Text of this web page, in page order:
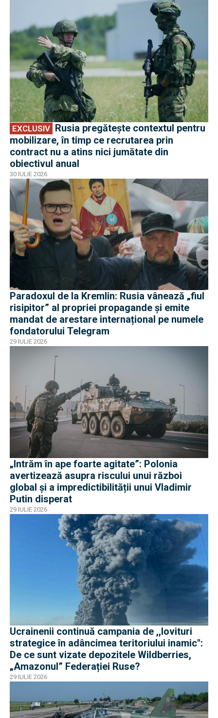
EXCLUSIV
mobilizare, în timp ce recrutarea prin
contract nu a atins nici jumătate din
obiectivul anual
30 IULIE 2026
Paradoxul de la Kremlin: Rusia vânează „fiul
risipitor” al propriei propagande și emite
mandat de arestare internațional pe numele
fondatorului Telegram
29 IULIE 2026
„Intrăm în ape foarte agitate”: Polonia
avertizează asupra riscului unui război
global și a impredictibilității unui Vladimir
Putin disperat
29 IULIE 2026
Ucrainenii continuă campania de ,,lovituri
strategice în adâncimea teritoriului inamic'':
De ce sunt vizate depozitele Wildberries,
„Amazonul” Federației Ruse?
29 IULIE 2026